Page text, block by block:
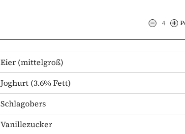
4
Eier (mittelgroß)
Joghurt (3.6% Fett)
Schlagobers
Vanillezucker